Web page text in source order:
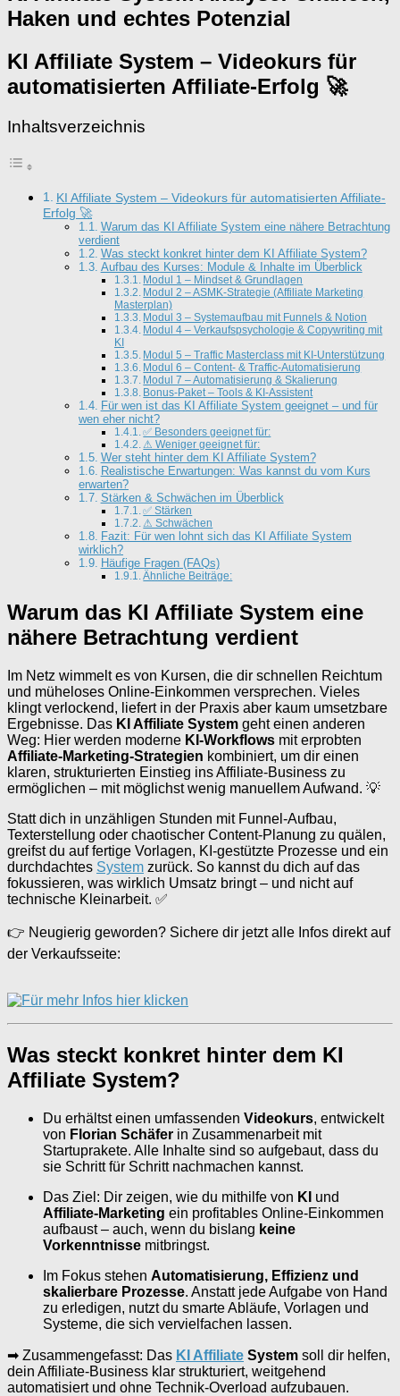
Haken und echtes Potenzial
KI Affiliate System – Videokurs für
automatisierten Affiliate-Erfolg 🚀
Inhaltsverzeichnis
KI Affiliate System – Videokurs für automatisierten Affiliate-
Erfolg 🚀
Warum das KI Affiliate System eine nähere Betrachtung
verdient
Was steckt konkret hinter dem KI Affiliate System?
Aufbau des Kurses: Module & Inhalte im Überblick
Modul 1 – Mindset & Grundlagen
Modul 2 – ASMK-Strategie (Affiliate Marketing
Masterplan)
Modul 3 – Systemaufbau mit Funnels & Notion
Modul 4 – Verkaufspsychologie & Copywriting mit
KI
Modul 5 – Traffic Masterclass mit KI-Unterstützung
Modul 6 – Content- & Traffic-Automatisierung
Modul 7 – Automatisierung & Skalierung
Bonus-Paket – Tools & KI-Assistent
Für wen ist das KI Affiliate System geeignet – und für
wen eher nicht?
✅ Besonders geeignet für:
⚠ Weniger geeignet für:
Wer steht hinter dem KI Affiliate System?
Realistische Erwartungen: Was kannst du vom Kurs
erwarten?
Stärken & Schwächen im Überblick
✅ Stärken
⚠ Schwächen
Fazit: Für wen lohnt sich das KI Affiliate System
wirklich?
Häufige Fragen (FAQs)
Ähnliche Beiträge:
Warum das KI Affiliate System eine
nähere Betrachtung verdient
Im Netz wimmelt es von Kursen, die dir schnellen Reichtum
und müheloses Online-Einkommen versprechen. Vieles
klingt verlockend, liefert in der Praxis aber kaum umsetzbare
Ergebnisse. Das KI Affiliate System geht einen anderen
Weg: Hier werden moderne KI-Workflows mit erprobten
Affiliate-Marketing-Strategien kombiniert, um dir einen
klaren, strukturierten Einstieg ins Affiliate-Business zu
ermöglichen – mit möglichst wenig manuellem Aufwand. 💡
Statt dich in unzähligen Stunden mit Funnel-Aufbau,
Texterstellung oder chaotischer Content-Planung zu quälen,
greifst du auf fertige Vorlagen, KI-gestützte Prozesse und ein
durchdachtes System zurück. So kannst du dich auf das
fokussieren, was wirklich Umsatz bringt – und nicht auf
technische Kleinarbeit. ✅
👉 Neugierig geworden? Sichere dir jetzt alle Infos direkt auf
der Verkaufsseite:
Was steckt konkret hinter dem KI
Affiliate System?
Du erhältst einen umfassenden Videokurs, entwickelt
von Florian Schäfer in Zusammenarbeit mit
Startuprakete. Alle Inhalte sind so aufgebaut, dass du
sie Schritt für Schritt nachmachen kannst.
Das Ziel: Dir zeigen, wie du mithilfe von KI und
Affiliate-Marketing ein profitables Online-Einkommen
aufbaust – auch, wenn du bislang keine
Vorkenntnisse mitbringst.
Im Fokus stehen Automatisierung, Effizienz und
skalierbare Prozesse. Anstatt jede Aufgabe von Hand
zu erledigen, nutzt du smarte Abläufe, Vorlagen und
Systeme, die sich vervielfachen lassen.
➡ Zusammengefasst: Das KI Affiliate System soll dir helfen,
dein Affiliate-Business klar strukturiert, weitgehend
automatisiert und ohne Technik-Overload aufzubauen.